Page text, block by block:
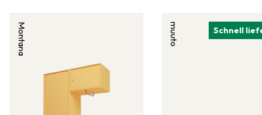
Montana Schnell
muuto